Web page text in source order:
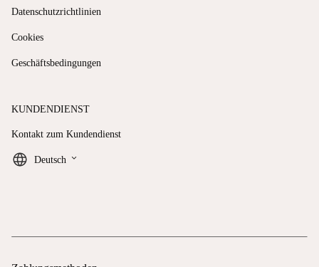
Datenschutzrichtlinien
Cookies
Geschäftsbedingungen
KUNDENDIENST
Kontakt zum Kundendienst
Deutsch keyboard_arrow_down